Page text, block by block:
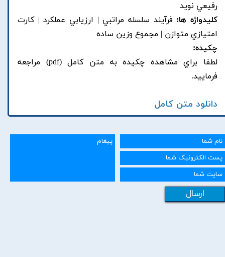
رفيعي نويد
کلیدواژه ها: فرآيند سلسله مراتبي | ارزيابي عملکرد | کارت
امتيازي متوازن | مجموع وزين ساده
چکیده:
لطفا براي مشاهده چکيده به متن کامل (pdf) مراجعه
فرماييد.
دانلود متن کامل
ارسال